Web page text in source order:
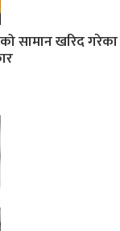
सामान खरिद गरेका